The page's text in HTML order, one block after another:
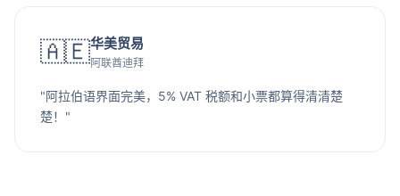
🇦🇪华美贸易
阿联酋迪拜
"阿拉伯语界面完美，5% VAT 税额和小票都算得清清楚
楚！"